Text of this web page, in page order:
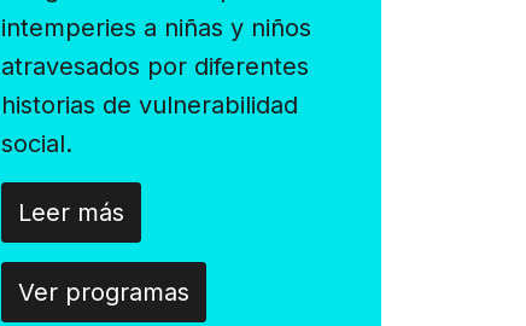
intemperies a niñas y niños
atravesados por diferentes
historias de vulnerabilidad
social.
Leer más
Ver programas